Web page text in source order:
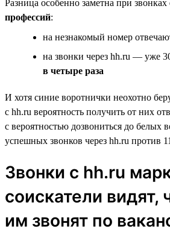
Разница особенно заметна при звонках
профессий:
на незнакомый номер
на звонки через hh.ru — уже
в четыре раза
И хотя синие воротнички неохотно
с hh.ru вероятность получить от них
с вероятностью дозвониться до белых
успешных звонков через hh.ru против
Звонки с hh.ru
соискатели видят,
им звонят по